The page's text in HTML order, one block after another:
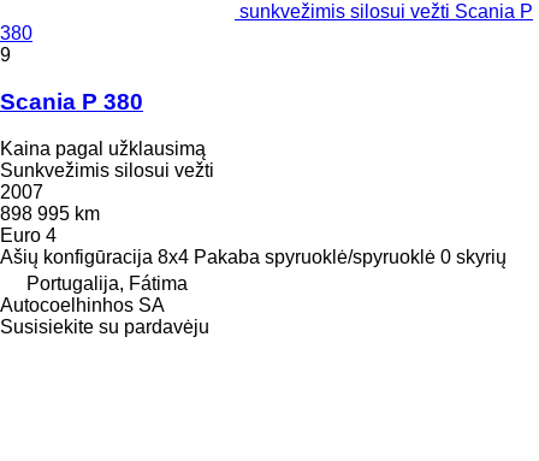
sunkvežimis silosui vežti Scania P
380
9
Scania P 380
Kaina pagal užklausimą
Sunkvežimis silosui vežti
2007
898 995 km
Euro 4
Ašių konfigūracija 8x4 Pakaba spyruoklė/spyruoklė 0 skyrių
Portugalija, Fátima
Autocoelhinhos SA
Susisiekite su pardavėju